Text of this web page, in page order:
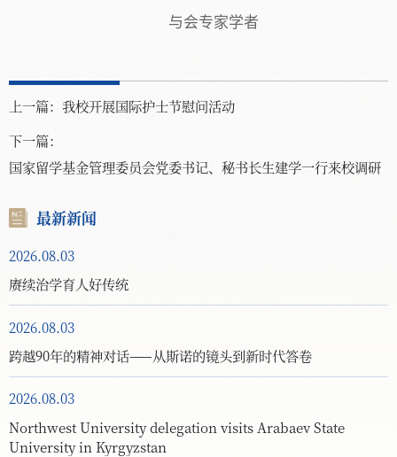
与会专家学者
上一篇： 我校开展国际护士节慰问活动
下一篇：
国家留学基金管理委员会党委书记、秘书长生建学一行来校调研
最新新闻
2026.08.03
赓续治学育人好传统
2026.08.03
跨越90年的精神对话——从斯诺的镜头到新时代答卷
2026.08.03
Northwest University delegation visits Arabaev State
University in Kyrgyzstan